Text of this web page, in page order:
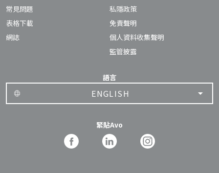
常見問題
表格下載
網誌
私隱政策
免責聲明
個人資料收集聲明
監管披露
語言
ENGLISH
緊貼Avo